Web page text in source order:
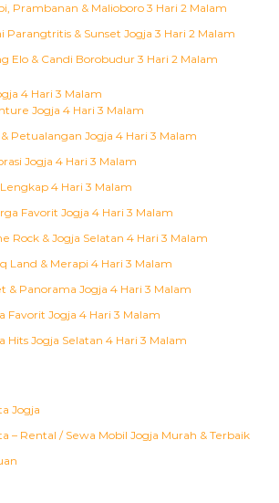
Prambanan & Malioboro 3 Hari 2 Malam
Parangtritis & Sunset Jogja 3 Hari 2 Malam
Elo & Candi Borobudur 3 Hari 2 Malam
4 Hari 3 Malam
Jogja 4 Hari 3 Malam
Petualangan Jogja 4 Hari 3 Malam
Jogja 4 Hari 3 Malam
4 Hari 3 Malam
Favorit Jogja 4 Hari 3 Malam
Rock & Jogja Selatan 4 Hari 3 Malam
Land & Merapi 4 Hari 3 Malam
& Panorama Jogja 4 Hari 3 Malam
Favorit Jogja 4 Hari 3 Malam
Hits Jogja Selatan 4 Hari 3 Malam
Jogja
– Rental / Sewa Mobil Jogja Murah & Terbaik